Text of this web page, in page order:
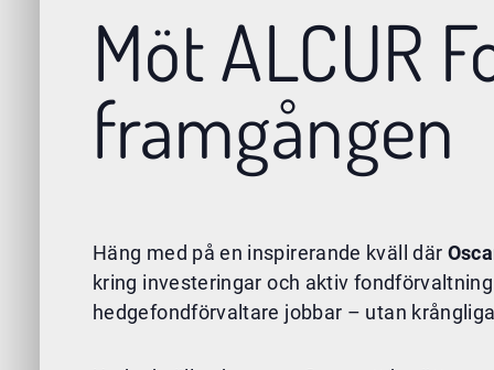
Möt ALCUR
framgången
Häng med på en inspirerande kväll där
kring investeringar och aktiv
hedgefondförvaltare jobbar – utan